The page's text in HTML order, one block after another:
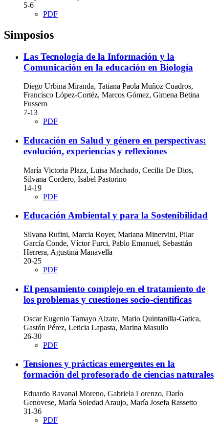
5-6
PDF
Simposios
Las Tecnología de la Información y la
Comunicación en la educación en Biología
Diego Urbina Miranda, Tatiana Paola Muñoz Cuadros,
Francisco López-Cortéz, Marcos Gómez, Gimena Betina
Fussero
7-13
PDF
Educación en Salud y género en perspectivas:
evolución, experiencias y reflexiones
María Victoria Plaza, Luisa Machado, Cecilia De Dios,
Silvana Cordero, Isabel Pastorino
14-19
PDF
Educación Ambiental y para la Sostenibilidad
Silvana Rufini, Marcia Royer, Mariana Minervini, Pilar
García Conde, Víctor Furci, Pablo Emanuel, Sebastián
Herrera, Agustina Manavella
20-25
PDF
El pensamiento complejo en el tratamiento de
los problemas y cuestiones socio-científicas
Oscar Eugenio Tamayo Alzate, Mario Quintanilla-Gatica,
Gastón Pérez, Leticia Lapasta, Marina Masullo
26-30
PDF
Tensiones y prácticas emergentes en la
formación del profesorado de ciencias naturales
Eduardo Ravanal Moreno, Gabriela Lorenzo, Darío
Genovese, María Soledad Araujo, María Josefa Rassetto
31-36
PDF